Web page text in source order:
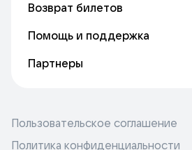
Возврат билетов
Помощь и поддержка
Партнеры
Пользовательское соглашение
Политика конфиденциальности